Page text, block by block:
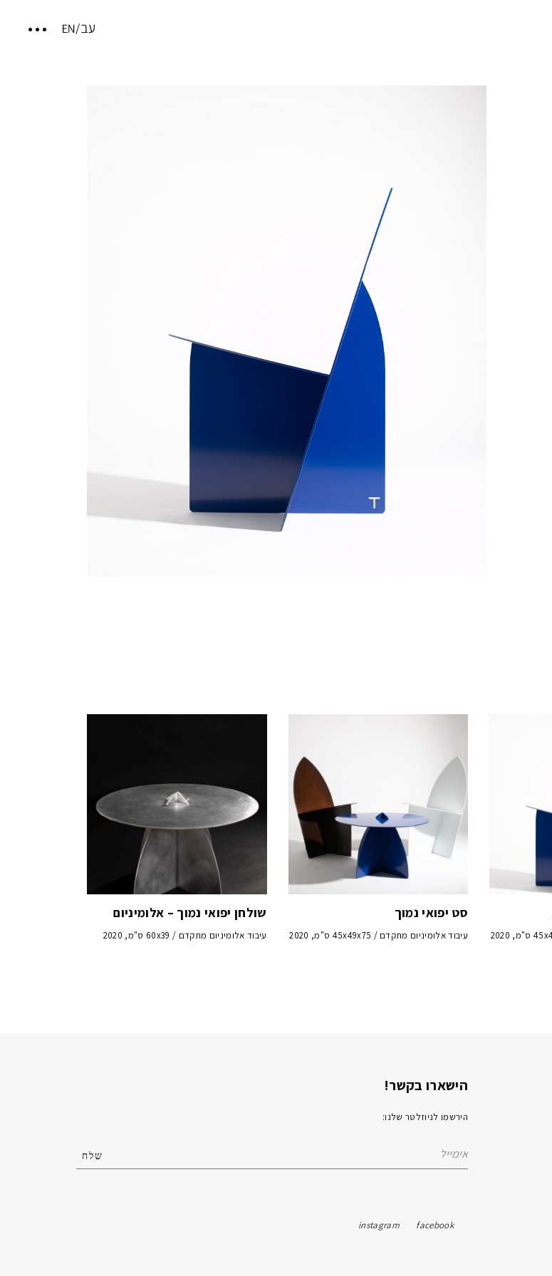
סט יפואי נמוך
עיבוד אלומיניום מתקדם / 45x49x75 ס"מ, 2020
שולחן יפואי נמוך – אלומיניום
עיבוד אלומיניום מתקדם / 60x39 ס"מ, 2020
הישארו בקשר!
הירשמו לניוזלטר שלנו:
facebook
instagram